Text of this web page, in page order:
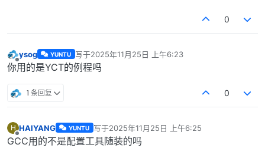
0
离线
ysog YUNTU 写于2025年11月25日 上午6:23
最后由 编辑
你用的是YCT的例程吗
1 条回复 0
H
离线
HAIYANG YUNTU 写于2025年11月25日 上午6:25
最后由 编辑
GCC用的不是配置工具随装的吗